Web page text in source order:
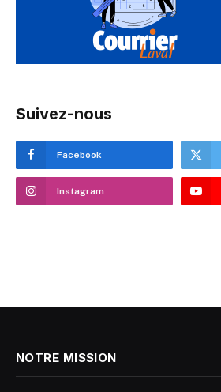
Suivez-nous
Facebook
Instagram
NOTRE MISSION